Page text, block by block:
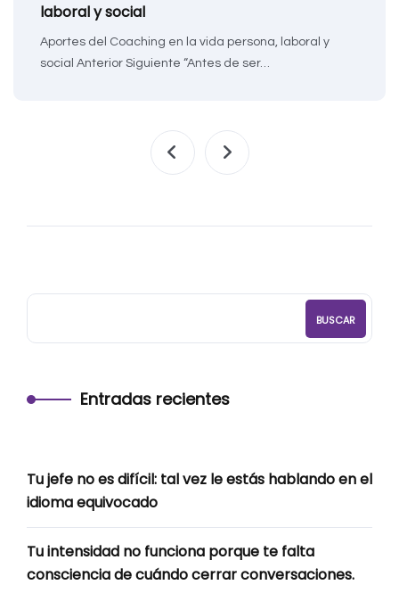
laboral y social
Aportes del Coaching en la vida persona, laboral y
social Anterior Siguiente “Antes de ser…
BUSCAR
Entradas recientes
Tu jefe no es difícil: tal vez le estás hablando en el
idioma equivocado
Tu intensidad no funciona porque te falta
consciencia de cuándo cerrar conversaciones.